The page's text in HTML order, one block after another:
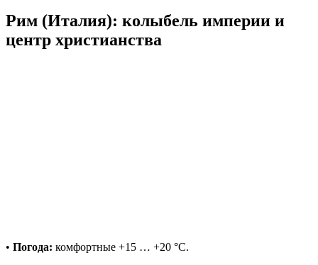
Рим (Италия): колыбель империи и
центр христианства
• Погода: комфортные +15 … +20 °C.